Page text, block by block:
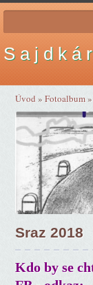
S a j d k á
Úvod »Fotoalbum
Sraz 2018
Kdo by se